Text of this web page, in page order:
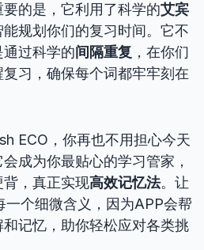
的是，它利用了科学的艾宾
能规划你们的复习时间。它不
过科学的间隔重复 ，在你们
习，确保每个词都牢牢刻在
ECO，你再也不用担心今天
成为你最贴心的学习管家，
，真正实现高效记忆法。让
一个细微含义，因为APP会帮
记忆，助你轻松应对各类挑